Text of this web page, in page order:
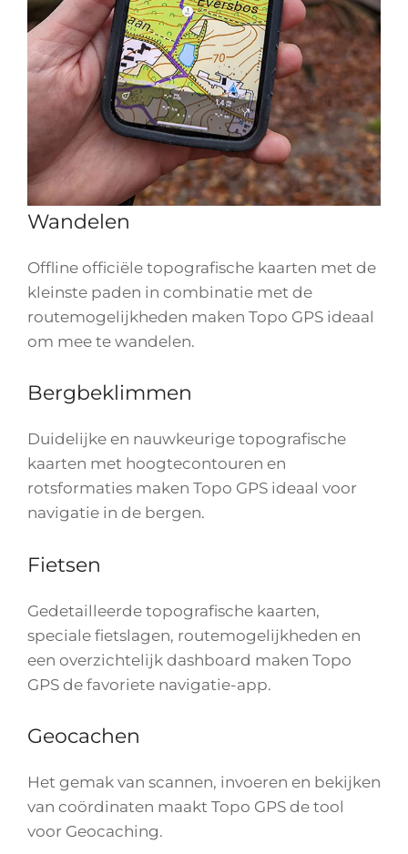
Wandelen
Offline officiële topografische kaarten met de
kleinste paden in combinatie met de
routemogelijkheden maken Topo GPS ideaal
om mee te wandelen.
Bergbeklimmen
Duidelijke en nauwkeurige topografische
kaarten met hoogtecontouren en
rotsformaties maken Topo GPS ideaal voor
navigatie in de bergen.
Fietsen
Gedetailleerde topografische kaarten,
speciale fietslagen, routemogelijkheden en
een overzichtelijk dashboard maken Topo
GPS de favoriete navigatie-app.
Geocachen
Het gemak van scannen, invoeren en bekijken
van coördinaten maakt Topo GPS de tool
voor Geocaching.